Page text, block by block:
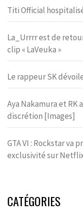
Titi Official
La_Urrrr est de
clip « LaVeuka »
Le rappeur SK
Aya Nakamura et
discrétion [Images]
GTA VI : Rockstar va
exclusivité sur
CATÉGORIES